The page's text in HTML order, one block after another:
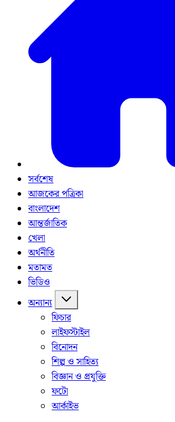
সর্বশেষ
আজকের পত্রিকা
বাংলাদেশ
আন্তর্জাতিক
খেলা
অর্থনীতি
মতামত
ভিডিও
অন্যান্য
ফিচার
লাইফস্টাইল
বিনোদন
শিল্প ও সাহিত্য
বিজ্ঞান ও প্রযুক্তি
ফটো
আর্কাইভ